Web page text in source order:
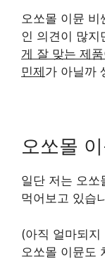
오쏘몰 이뮨 비
인 의견이 많지
게 잘 맞는 제
민제 가 아닐까
오쏘몰
일단 저는 오쏘
먹어보고 있습
(아직 얼마되
오쏘몰 이뮨도